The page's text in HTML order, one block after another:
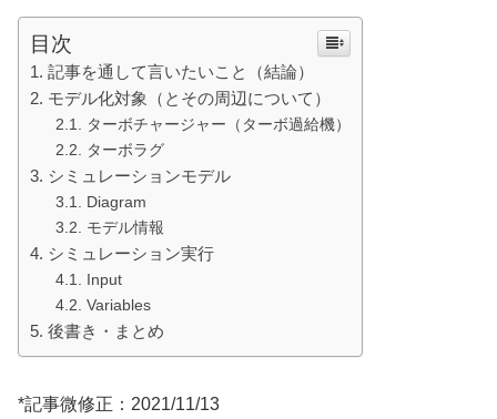
目次
記事を通して言いたいこと（結論）
モデル化対象（とその周辺について）
ターボチャージャー（ターボ過給機）
ターボラグ
シミュレーションモデル
Diagram
モデル情報
シミュレーション実行
Input
Variables
後書き・まとめ
*記事微修正：2021/11/13